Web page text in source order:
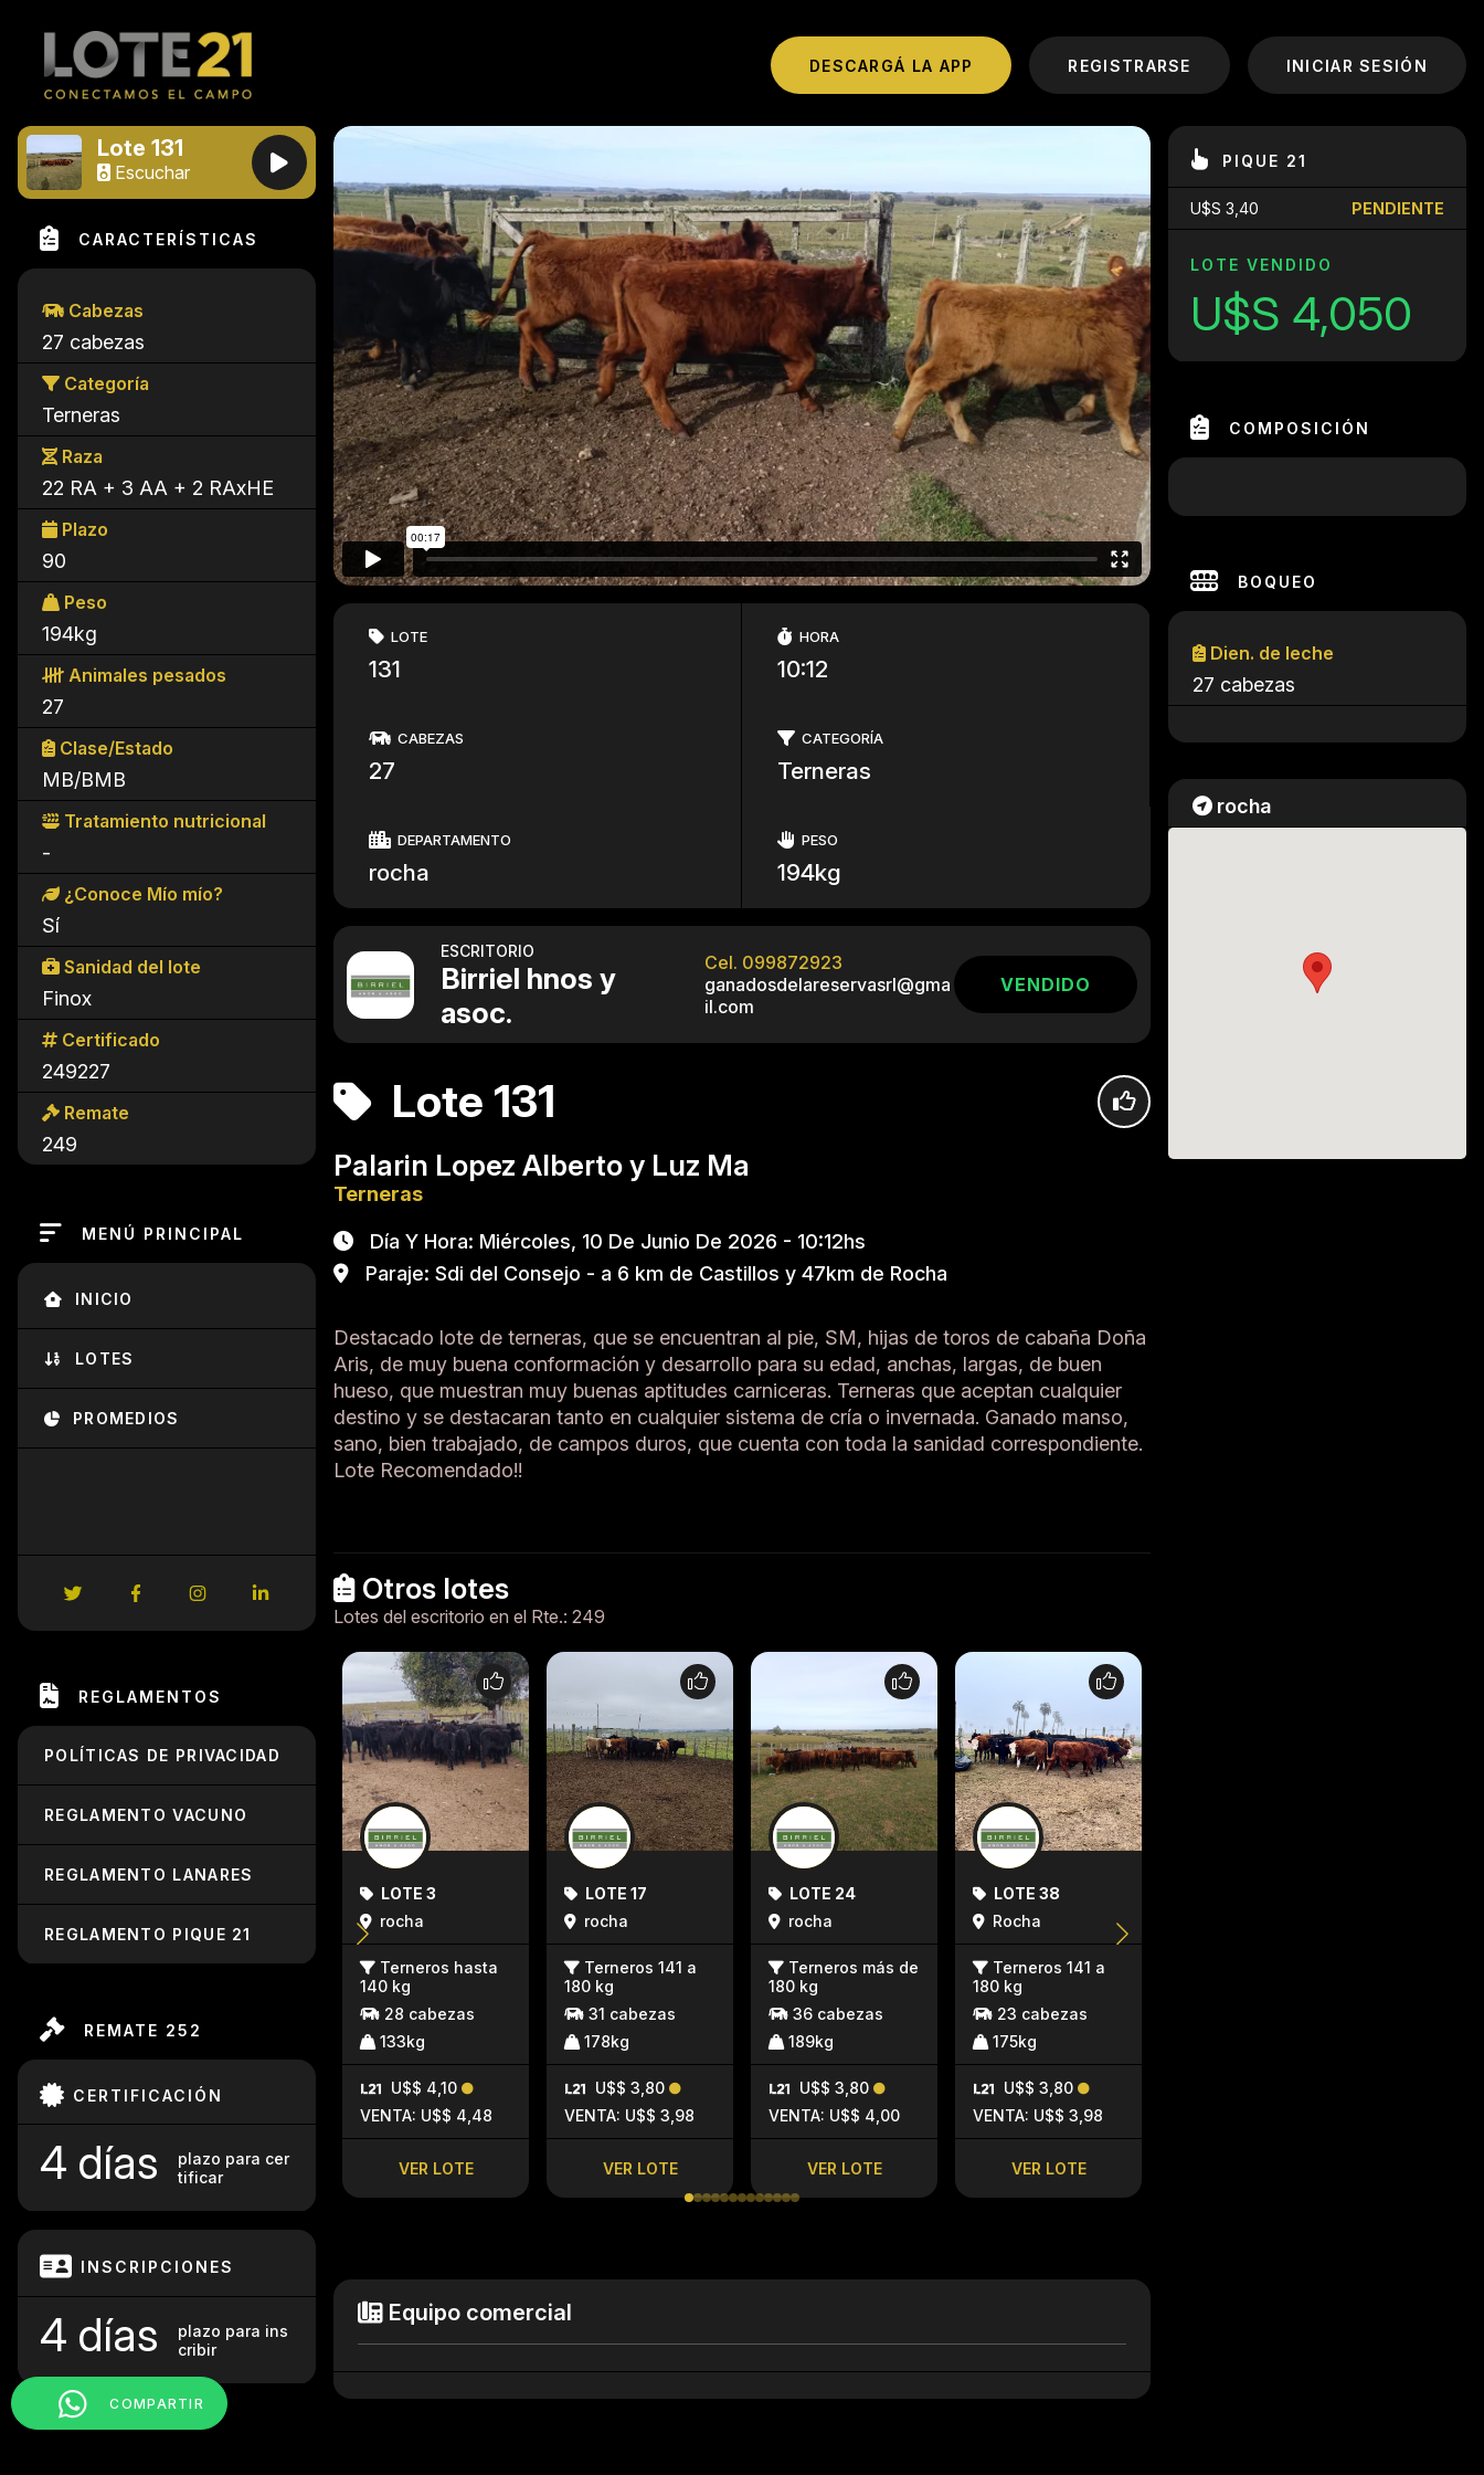
Lote 131
Escuchar
CARACTERÍSTICAS
Cabezas
27 cabezas
Categoría
Terneras
Raza
22 RA + 3 AA + 2 RAxHE
Plazo
90
Peso
194kg
Animales pesados
27
Clase/Estado
MB/BMB
Tratamiento nutricional
-
¿Conoce Mío mío?
Sí
Sanidad del lote
Finox
Certificado
249227
Remate
249
MENÚ PRINCIPAL
INICIO
LOTES
PROMEDIOS
REGLAMENTOS
POLÍTICAS DE PRIVACIDAD
REGLAMENTO VACUNO
REGLAMENTO LANARES
REGLAMENTO PIQUE 21
REMATE 252
CERTIFICACIÓN
4 días
plazo para cer
tificar
INSCRIPCIONES
4 días
plazo para ins
cribir
DESCARGÁ LA APP REGISTRARSE INICIAR SESIÓN
PIQUE 21
U$S 3,40 PENDIENTE
LOTE VENDIDO
U$S 4,050
COMPOSICIÓN
BOQUEO
Dien. de leche
27 cabezas
rocha
LOTE
131
HORA
10:12
CABEZAS
27
CATEGORÍA
Terneras
DEPARTAMENTO
rocha
PESO
194kg
ESCRITORIO
Birriel hnos y
asoc.
Cel. 099872923
ganadosdelareservasrl@gma
il.com
VENDIDO
Lote 131
Palarin Lopez Alberto y Luz Ma
Terneras
Día Y Hora: Miércoles, 10 De Junio De 2026 - 10:12hs
Paraje: Sdi del Consejo - a 6 km de Castillos y 47km de Rocha
Destacado lote de terneras, que se encuentran al pie, SM, hijas de toros de cabaña Doña
Aris, de muy buena conformación y desarrollo para su edad, anchas, largas, de buen
hueso, que muestran muy buenas aptitudes carniceras. Terneras que aceptan cualquier
destino y se destacaran tanto en cualquier sistema de cría o invernada. Ganado manso,
sano, bien trabajado, de campos duros, que cuenta con toda la sanidad correspondiente.
Lote Recomendado!!
Otros lotes
Lotes del escritorio en el Rte.: 249
LOTE 3
rocha
Terneros hasta
140 kg
28 cabezas
133kg
U$$ 4,10
VENTA: U$$ 4,48
VER LOTE
LOTE 17
rocha
Terneros 141 a
180 kg
31 cabezas
178kg
U$$ 3,80
VENTA: U$$ 3,98
VER LOTE
LOTE 24
rocha
Terneros más de
180 kg
36 cabezas
189kg
U$$ 3,80
VENTA: U$$ 4,00
VER LOTE
LOTE 38
Rocha
Terneros 141 a
180 kg
23 cabezas
175kg
U$$ 3,80
VENTA: U$$ 3,98
VER LOTE
Equipo comercial
COMPARTIR